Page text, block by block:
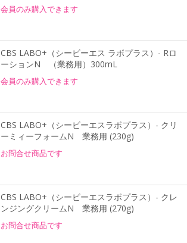
会員のみ購入できます
CBS LABO+（シービーエス ラボプラス）- Rロ
ーションN （業務用）300mL
会員のみ購入できます
CBS LABO+（シービーエスラボプラス）- クリ
ーミィーフォームN 業務用 (230g)
お問合せ商品です
CBS LABO+（シービーエスラボプラス）- クレ
ンジングクリームN 業務用 (270g)
お問合せ商品です